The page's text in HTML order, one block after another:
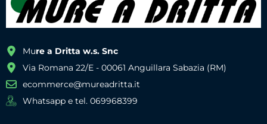
Mure a Dritta w.s. Snc
Via Romana 22/E - 00061 Anguillara Sabazia (RM)
ecommerce@mureadritta.it
Whatsapp e tel. 069968399